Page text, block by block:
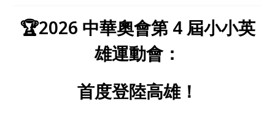
🏆2026 中華奧會第 4 屆小小英
雄運動會：
首度登陸高雄！